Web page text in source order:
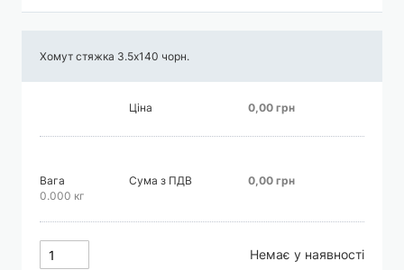
Хомут стяжка 3.5х140 чорн.
Ціна 0,00 грн
Вага
0.000 кг
Сума з ПДВ 0,00 грн
Немає у наявності